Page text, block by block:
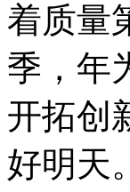
着质量
季，年
开拓创
好明天